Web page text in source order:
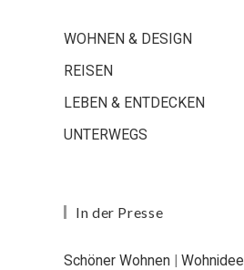
WOHNEN & DESIGN
REISEN
LEBEN & ENTDECKEN
UNTERWEGS
In der Presse
Schöner Wohnen | Wohnidee